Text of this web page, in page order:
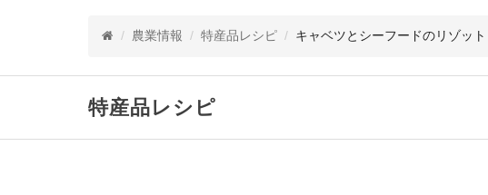
/ 農業情報 / 特産品レシピ / キャベツとシーフードのリゾット
特産品レシピ